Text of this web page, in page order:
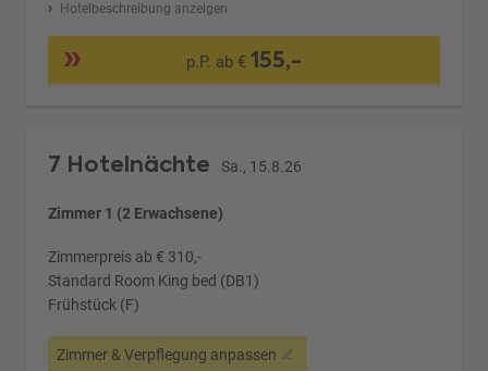
Hotelbeschreibung anzeigen
p.P. ab € 155,-
7 Hotelnächte Sa., 15.8.26
Zimmer 1 (2 Erwachsene)
Zimmerpreis ab € 310,-
Standard Room King bed (DB1)
Frühstück (F)
Zimmer & Verpflegung anpassen